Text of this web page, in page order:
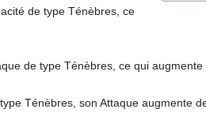
de type Ténèbres, ce
de type Ténèbres, ce qui augmente
Ténèbres, son Attaque augmente